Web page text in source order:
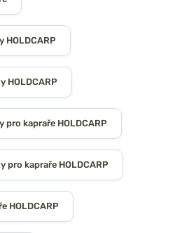
HOLDCARP
HOLDCARP
pro kapraře HOLDCARP
pro kapraře HOLDCARP
HOLDCARP